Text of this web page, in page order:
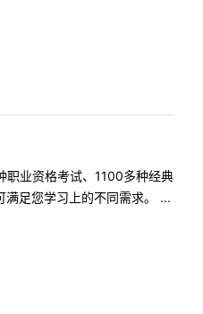
职业资格考试、1100多种经典
足您学习上的不同需求。 ...